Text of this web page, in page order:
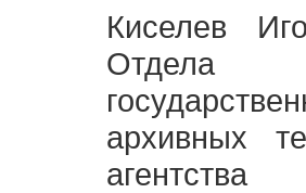
Киселев
Отдела
архивных
агентства